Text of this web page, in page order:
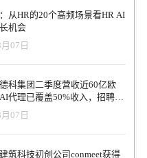
根基的产品。这一“师出同
技能认证与全民普及 Jobs
与此同时，OpenAI 宣布将在
度（AI Fluency）认证，预计
成 1,000 万美国人的认证。该
伴加入。 这一系列举措与白
OpenAI CEO Sam Altman 在与
责招聘平台，还将 oversee 其
从HR的20个高频场景看HR AI
机会
07日
德科集团二季度营收近60亿欧
代理已覆盖50%收入，招聘服
重构阶段
07日
建筑科技初创公司conmeet获得